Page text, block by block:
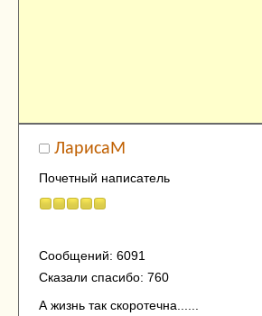
ЛарисаМ
Почетный написатель
Сообщений: 6091
Сказали спасибо: 760
А жизнь так скоротечна......